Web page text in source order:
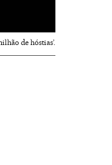
de hóstias’.